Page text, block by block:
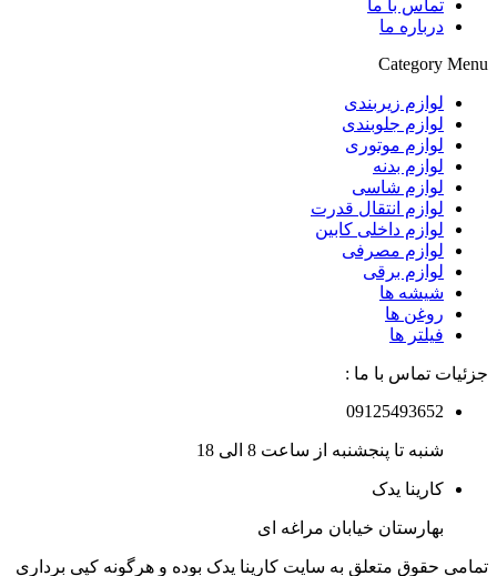
تماس با ما
درباره ما
Category Menu
لوازم زیربندی
لوازم جلوبندی
لوازم موتوری
لوازم بدنه
لوازم شاسی
لوازم انتقال قدرت
لوازم داخلی کابین
لوازم مصرفی
لوازم برقی
شیشه ها
روغن ها
فیلتر ها
جزئیات تماس با ما :
09125493652
شنبه تا پنجشنبه از ساعت 8 الی 18
کارینا یدک
بهارستان خیابان مراغه ای
تمامی حقوق متعلق به سایت کارینا یدک بوده و هرگونه کپی برداری